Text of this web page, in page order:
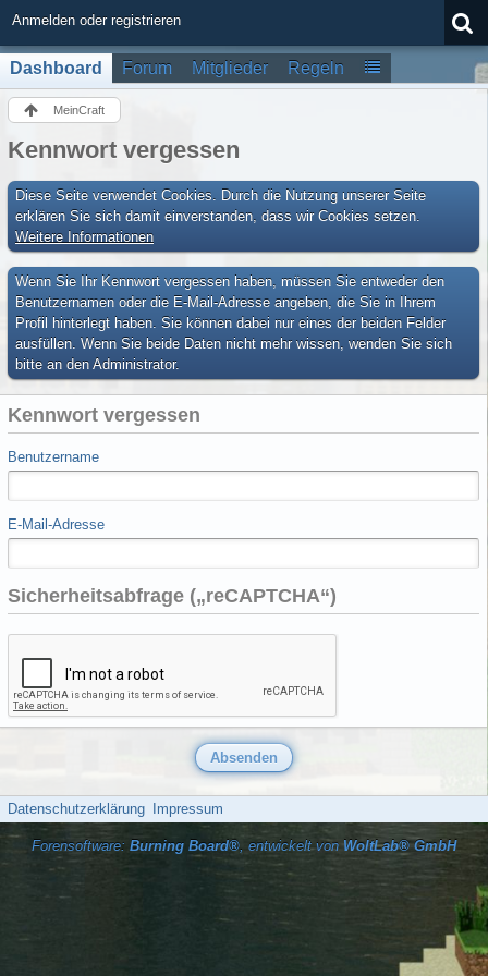
Anmelden oder registrieren
Dashboard Forum Mitglieder Regeln
MeinCraft
Kennwort vergessen
Diese Seite verwendet Cookies. Durch die Nutzung unserer Seite
erklären Sie sich damit einverstanden, dass wir Cookies setzen.
Weitere Informationen
Wenn Sie Ihr Kennwort vergessen haben, müssen Sie entweder den
Benutzernamen oder die E-Mail-Adresse angeben, die Sie in Ihrem
Profil hinterlegt haben. Sie können dabei nur eines der beiden Felder
ausfüllen. Wenn Sie beide Daten nicht mehr wissen, wenden Sie sich
bitte an den Administrator.
Kennwort vergessen
Benutzername
E-Mail-Adresse
Sicherheitsabfrage („reCAPTCHA“)
Datenschutzerklärung Impressum
Forensoftware: Burning Board®, entwickelt von WoltLab® GmbH